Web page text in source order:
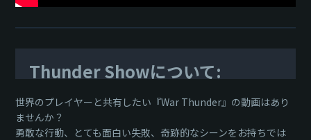
Thunder Showについて:
世界のプレイヤーと共有したい『War Thunder』の動画はあり
ませんか？
勇敢な行動、とても面白い失敗、奇跡的なシーンをお持ちでは